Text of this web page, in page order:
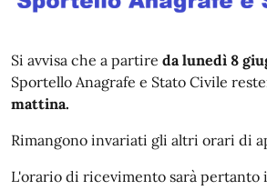
Si avvisa che a partire da lunedì 8
Sportello Anagrafe e Stato Civile
mattina.
Rimangono invariati gli altri orari di
L'orario di ricevimento sarà pertanto